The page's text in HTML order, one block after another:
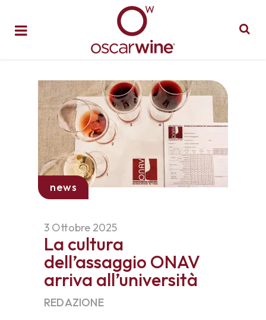
news
3 Ottobre 2025
La cultura
dell’assaggio ONAV
arriva all’università
REDAZIONE